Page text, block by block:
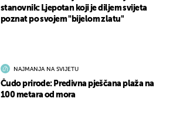
stanovnik: Ljepotan koji je diljem svijeta
poznat po svojem "bijelom zlatu"
NAJMANJA NA SVIJETU
Čudo prirode: Predivna pješčana plaža na
100 metara od mora